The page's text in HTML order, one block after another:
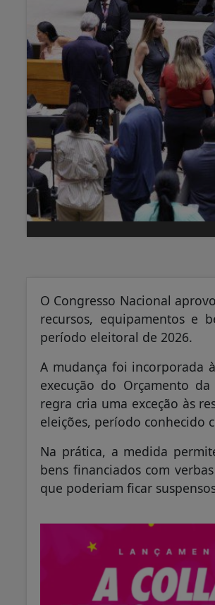
O Congresso Nacional
recursos, equipamentos e
período eleitoral de 2026.
A mudança foi incorporada
execução do Orçamento
regra cria uma exceção às
eleições, período conhecido
Na prática, a medida
bens financiados com
que poderiam ficar